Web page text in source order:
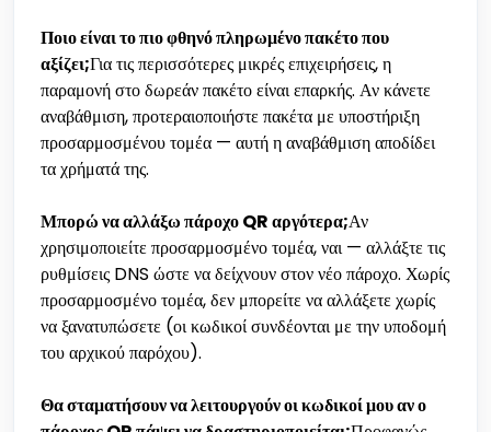
Ποιο είναι το πιο φθηνό πληρωμένο πακέτο που
αξίζει;Για τις περισσότερες μικρές επιχειρήσεις, η
παραμονή στο δωρεάν πακέτο είναι επαρκής. Αν κάνετε
αναβάθμιση, προτεραιοποιήστε πακέτα με υποστήριξη
προσαρμοσμένου τομέα — αυτή η αναβάθμιση αποδίδει
τα χρήματά της.
Μπορώ να αλλάξω πάροχο QR αργότερα;Αν
χρησιμοποιείτε προσαρμοσμένο τομέα, ναι — αλλάξτε τις
ρυθμίσεις DNS ώστε να δείχνουν στον νέο πάροχο. Χωρίς
προσαρμοσμένο τομέα, δεν μπορείτε να αλλάξετε χωρίς
να ξανατυπώσετε (οι κωδικοί συνδέονται με την υποδομή
του αρχικού παρόχου).
Θα σταματήσουν να λειτουργούν οι κωδικοί μου αν ο